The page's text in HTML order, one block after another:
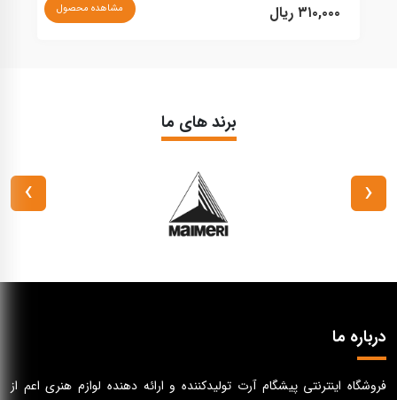
۳۱۰,۰۰۰ ریال مشاهده محصول
برند های ما
‹
›
درباره ما
فروشگاه اینترنتی پیشگام آرت تولیدکننده و ارائه دهنده لوازم هنری اعم از